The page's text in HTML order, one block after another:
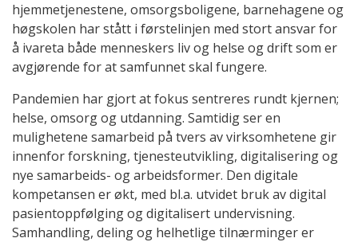
hjemmetjenestene, omsorgsboligene, barnehagene og
høgskolen har stått i førstelinjen med stort ansvar for
å ivareta både menneskers liv og helse og drift som er
avgjørende for at samfunnet skal fungere.
Pandemien har gjort at fokus sentreres rundt kjernen;
helse, omsorg og utdanning. Samtidig ser en
mulighetene samarbeid på tvers av virksomhetene gir
innenfor forskning, tjenesteutvikling, digitalisering og
nye samarbeids- og arbeidsformer. Den digitale
kompetansen er økt, med bl.a. utvidet bruk av digital
pasientoppfølging og digitalisert undervisning.
Samhandling, deling og helhetlige tilnærminger er